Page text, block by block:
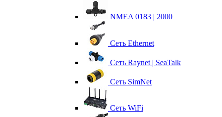
NMEA 0183 | 2000
Сеть Ethernet
Сеть Raynet | SeaTalk
Сеть SimNet
Сеть WiFi